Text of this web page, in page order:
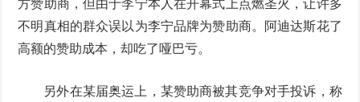
方赞助商，但由于李宁本人在开幕式上点燃圣火，让许多
不明真相的群众误以为李宁品牌为赞助商。阿迪达斯花了
高额的赞助成本，却吃了哑巴亏。
另外在某届奥运上，某赞助商被其竞争对手投诉，称